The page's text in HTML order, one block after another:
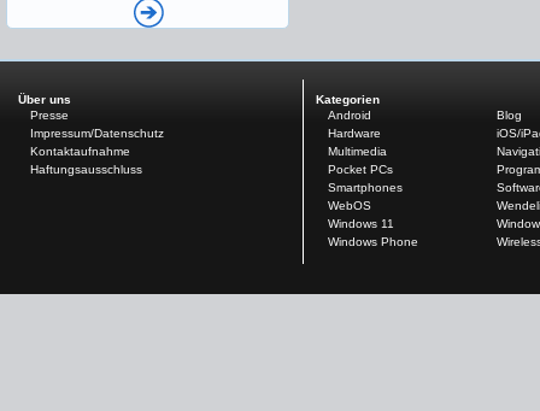
Über uns
Presse
Impressum/Datenschutz
Kontaktaufnahme
Haftungsausschluss
Kategorien
Android
Blog
Hardware
iOS/
Multimedia
Pocket PCs
Smartphones
WebOS
Windows 11
Windows Phone